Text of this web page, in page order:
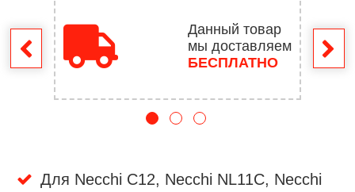
Данный товар
мы доставляем
БЕСПЛАТНО
Для Necchi C12, Necchi NL11C, Necchi